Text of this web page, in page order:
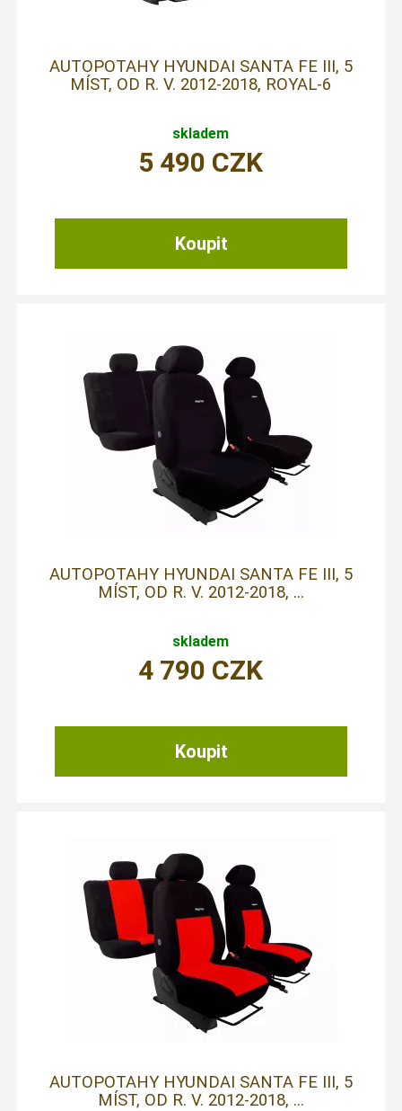
AUTOPOTAHY HYUNDAI SANTA FE III, 5
MÍST, OD R. V. 2012-2018, ROYAL-6
skladem
5 490 CZK
AUTOPOTAHY HYUNDAI SANTA FE III, 5
MÍST, OD R. V. 2012-2018, ...
skladem
4 790 CZK
AUTOPOTAHY HYUNDAI SANTA FE III, 5
MÍST, OD R. V. 2012-2018, ...